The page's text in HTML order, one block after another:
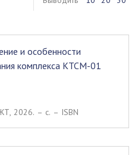
и особенности
комплекса КТСМ-01
2026. – c. – ISBN